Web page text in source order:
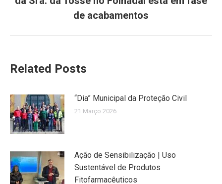
post:
de acabamentos
Related Posts
“Dia” Municipal da Proteção Civil
21 Março 2026
Ação de Sensibilização | Uso
Sustentável de Produtos
Fitofarmacêuticos